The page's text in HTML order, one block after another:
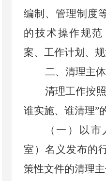
编制、管理制度
的技术操作规
案、工作计划、
二、清理主体
清理工作按照
谁实施、谁清理”
（一）以
室）名义发布的
策性文件的清理主